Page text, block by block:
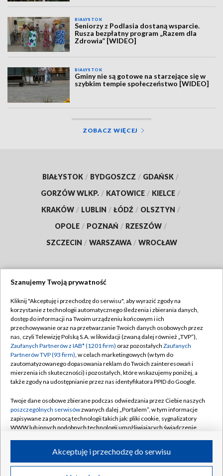
BIAŁYSTOK
Seniorzy z Podlasia dostaną wsparcie.
Rusza bezpłatny program „Razem dla
Zdrowia” [WIDEO]
BIAŁYSTOK
Gminy nie są gotowe na starzejące się w
szybkim tempie społeczeństwo [WIDEO]
ZOBACZ WIĘCEJ
BIAŁYSTOK / BYDGOSZCZ / GDAŃSK /
GORZÓW WLKP. / KATOWICE / KIELCE /
KRAKÓW / LUBLIN / ŁÓDŹ / OLSZTYN /
OPOLE / POZNAŃ / RZESZÓW /
SZCZECIN / WARSZAWA / WROCŁAW
TVP
Abonament TVP
Emisja w TVP
Centrum informacji TVP
Naziemna Telewizja Cyfrowa
Rada Programowa
System NOS
Informacje o nadawcy
Program dla prasy
Regulamin TVP
Polityka prywatności
Moje zgody
Pomoc
Kontakt
Kanały
©2026 Telewizja Polska S.A. w likwidacji
Szanujemy Twoją prywatność
Kliknij "Akceptuję i przechodzę do serwisu", aby wyrazić zgody na
korzystanie z technologii automatycznego śledzenia i zbierania danych,
dostęp do informacji na Twoim urządzeniu końcowym i ich
przechowywanie oraz na przetwarzanie Twoich danych osobowych przez
nas, czyli Telewizję Polską S.A. w likwidacji (zwaną dalej również „TVP”),
Zaufanych Partnerów z IAB* (1201 firm) oraz pozostałych Zaufanych
Partnerów TVP (93 firm), w celach marketingowych (w tym do
zautomatyzowanego dopasowania reklam do Twoich zainteresowań i
mierzenia ich skuteczności) i pozostałych, które wskazujemy poniżej, a
także zgody na udostępnianie przez nas identyfikatora PPID do Google.
Twoje dane osobowe zbierane podczas odwiedzania przez Ciebie naszych
poszczególnych serwisówzwanych dalej „Portalem”, w tym informacje
zapisywane za pomocą technologii takich jak: pliki cookie, sygnalizatory
WWW lub innych podobnych technologii umożliwiających świadczenie
ruchu w Internecie.
Twoje dane osobowe zbierane podczas odwiedzania przez Ciebie
Akceptuję i przechodzę do serwisu